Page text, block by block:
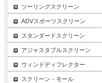
ツーリングスクリーン
ADVスポーツスクリーン
スタンダードスクリーン
アジャスタブルスクリーン
ウィンドディフレクター
スクリーン・モール